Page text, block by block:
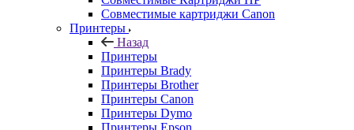
Совместимые картриджи Canon
Принтеры
Назад
Принтеры
Принтеры Brady
Принтеры Brother
Принтеры Canon
Принтеры Dymo
Принтеры Epson